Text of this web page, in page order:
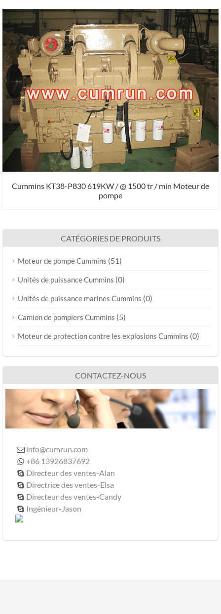
Cummins KT38-P830 619KW / @ 1500 tr / min Moteur de
pompe
CATÉGORIES DE PRODUITS
Moteur de pompe Cummins (51)
Unités de puissance Cummins (0)
Unités de puissance marines Cummins (0)
Camion de pompiers Cummins (5)
Moteur de protection contre les explosions Cummins (0)
CONTACTEZ-NOUS
 info@cumrun.com
 +86 13926837692
 Directeur des ventes-Alan
 Directrice des ventes-Elsa
 Directeur des ventes-Candy
 Ingénieur-Jason